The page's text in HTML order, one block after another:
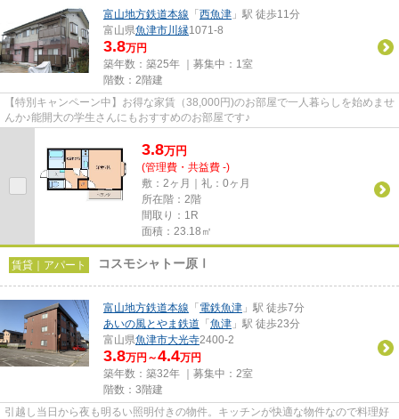
富山地方鉄道本線 「 西魚津 」駅 徒歩11分
富山県魚津市川縁1071-8
3.8万円
築年数：築25年 ｜募集中： 1室
階数：2階建
【特別キャンペーン中】お得な家賃（38,000円)のお部屋で一人暮らしを始めませ
んか♪能開大の学生さんにもおすすめのお部屋です♪
3.8万円
(管理費・共益費 -)
敷：2ヶ月｜礼：0ヶ月
所在階：2階
間取り：1R
面積：23.18㎡
賃貸｜アパート コスモシャトー原Ⅰ
富山地方鉄道本線 「 電鉄魚津 」駅 徒歩7分
あいの風とやま鉄道 「 魚津 」駅 徒歩23分
富山県魚津市大光寺2400-2
3.8万円～4.4万円
築年数：築32年 ｜募集中： 2室
階数：3階建
引越し当日から夜も明るい照明付きの物件。キッチンが快適な物件なので料理好